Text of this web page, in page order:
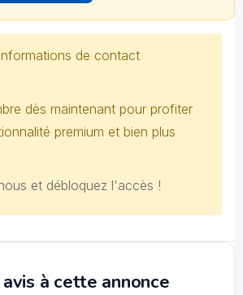
de contact
dès maintenant pour profiter
premium et bien plus
et débloquez l'accès !
à cette annonce